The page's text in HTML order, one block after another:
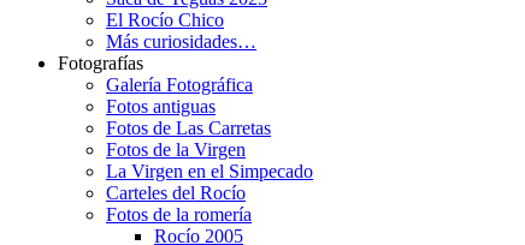
El Rocío Chico
Más curiosidades…
Fotografías
Galería Fotográfica
Fotos antiguas
Fotos de Las Carretas
Fotos de la Virgen
La Virgen en el Simpecado
Carteles del Rocío
Fotos de la romería
Rocío 2005